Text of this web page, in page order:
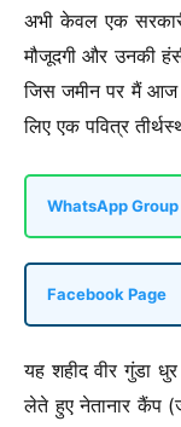
अभी केवल एक
मौजूदगी और उनकी
जिस जमीन पर मैं
लिए एक पवित्र
WhatsApp Group
Facebook Page
यह शहीद वीर गुंडा
लेते हुए नेतानार कैंप